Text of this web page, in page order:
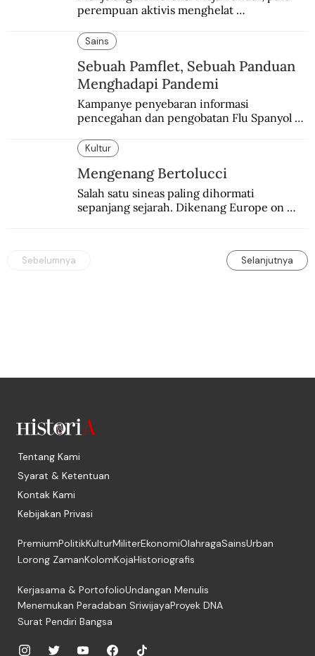
perempuan aktivis menghelat
delegasi Indonesia di KMB.
Sains
Sebuah Pamflet, Sebuah Panduan
Menghadapi Pandemi
Kampanye penyebaran informasi
pencegahan dan pengobatan Flu Spanyol di
Kultur
Mengenang Bertolucci
Salah satu sineas paling dihormati
sepanjang sejarah. Dikenang Europe on
Sebelumnya Selanjutnya
Tentang Kami
Syarat & Ketentuan
Kontak Kami
Kebijakan Privasi
PremiumPolitikKulturMiliterEkonomiOlahragaSainsUrban
Lorong ZamanKolomKojaHistoriografis
Kerjasama & PortofolioUndangan Menulis
Menemukan Peradaban SriwijayaProyek DNA
Surat Pendiri Bangsa